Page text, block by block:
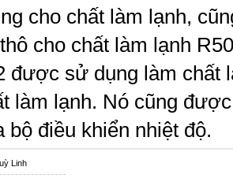
cho chất làm lạnh,
cho chất làm lạnh
được sử dụng làm chất
làm lạnh. Nó cũng
bộ điều khiển nhiệt độ.
Linh